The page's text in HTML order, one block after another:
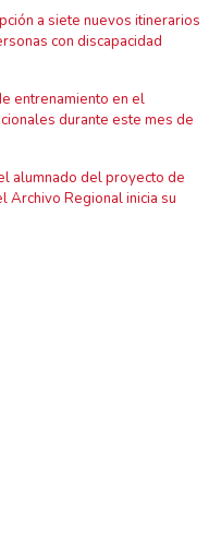
a siete nuevos itinerarios
con discapacidad
entrenamiento en el
durante este mes de
alumnado del proyecto de
Archivo Regional inicia su